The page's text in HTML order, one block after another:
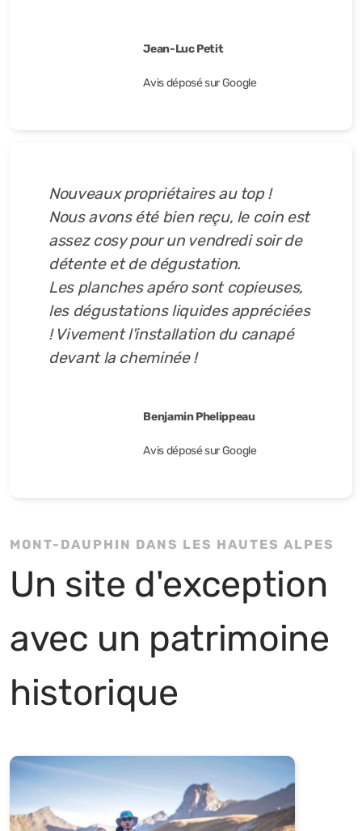
Jean-Luc Petit
Avis déposé sur Google
Nouveaux propriétaires au top !
Nous avons été bien reçu, le coin est
assez cosy pour un vendredi soir de
détente et de dégustation.
Les planches apéro sont copieuses,
les dégustations liquides appréciées
! Vivement l'installation du canapé
devant la cheminée !
Benjamin Phelippeau
Avis déposé sur Google
MONT-DAUPHIN DANS LES HAUTES ALPES
Un site d'exception
avec un patrimoine
historique